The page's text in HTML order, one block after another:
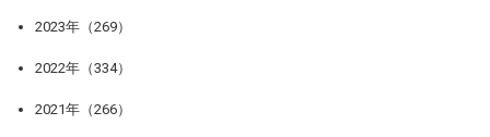
2023年（269）
2022年（334）
2021年（266）